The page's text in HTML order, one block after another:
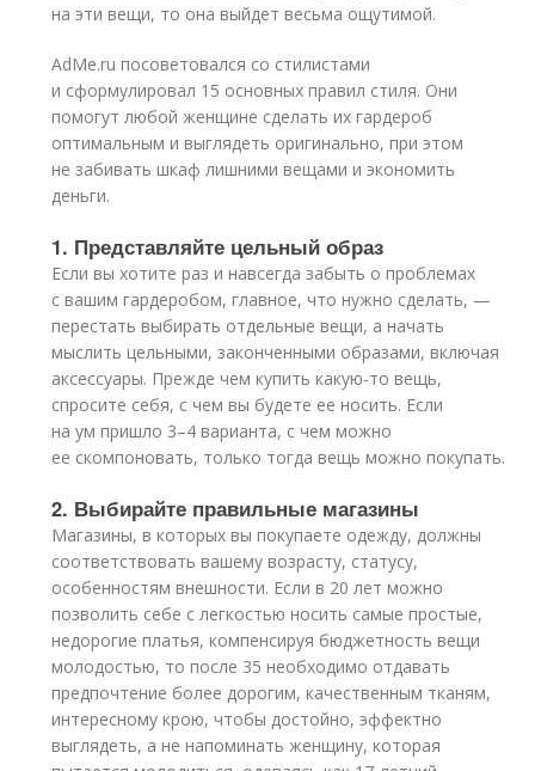
на эти вещи, то она выйдет весьма ощутимой.
AdMe.ru посоветовался со стилистами
и сформулировал 15 основных правил стиля. Они
помогут любой женщине сделать их гардероб
оптимальным и выглядеть оригинально, при этом
не забивать шкаф лишними вещами и экономить
деньги.
1. Представляйте цельный образ
Если вы хотите раз и навсегда забыть о проблемах
с вашим гардеробом, главное, что нужно сделать, —
перестать выбирать отдельные вещи, а начать
мыслить цельными, законченными образами, включая
аксессуары. Прежде чем купить какую-то вещь,
спросите себя, с чем вы будете ее носить. Если
на ум пришло 3–4 варианта, с чем можно
ее скомпоновать, только тогда вещь можно покупать.
2. Выбирайте правильные магазины
Магазины, в которых вы покупаете одежду, должны
соответствовать вашему возрасту, статусу,
особенностям внешности. Если в 20 лет можно
позволить себе с легкостью носить самые простые,
недорогие платья, компенсируя бюджетность вещи
молодостью, то после 35 необходимо отдавать
предпочтение более дорогим, качественным тканям,
интересному крою, чтобы достойно, эффектно
выглядеть, а не напоминать женщину, которая